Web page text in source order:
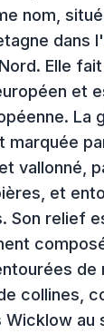
nom,
dans
Elle
et
La
marquée
vallonné,
et
Son relief
de
collines,
Wicklow au